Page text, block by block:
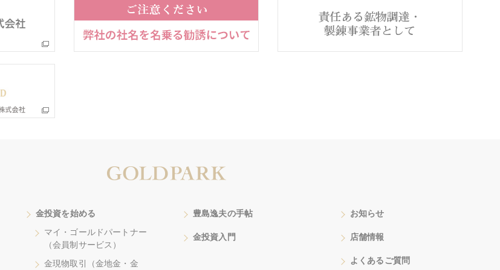
金投資を始める
マイ・ゴールドパートナー
（会員制サービス）
金現物取引（金地金・金
豊島逸夫の手帖
金投資入門
お知らせ
店舗情報
よくあるご質問